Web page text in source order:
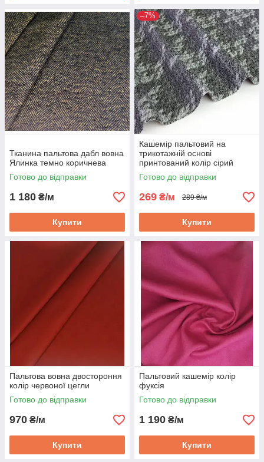
Тканина пальтова дабл вовна
Ялинка темно коричнева
Готово до відправки
1 180 ₴/м
Купити
–7%
Кашемір пальтовий на
трикотажній основі
принтований колір сірий
Готово до відправки
269 ₴/м 289 ₴/м
Купити
Пальтова вовна двостороння
колір червоної цегли
Готово до відправки
970 ₴/м
Купити
Пальтовий кашемір колір
фуксія
Готово до відправки
1 190 ₴/м
Купити